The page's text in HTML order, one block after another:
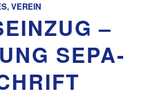
,VEREIN
–
SEPA-